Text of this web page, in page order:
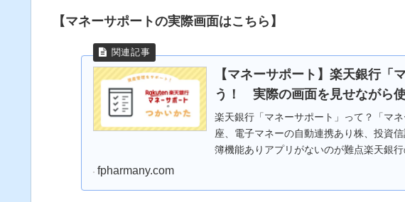
【マネーサポートの実際画面はこちら】
【マネーサポート】楽天銀行「
う！ 実際の画面を見せながら
楽天銀行「マネーサポート」って？「マ
座、電子マネーの自動連携あり株、投資
簿機能ありアプリがないのが難点楽天銀
fpharmany.com